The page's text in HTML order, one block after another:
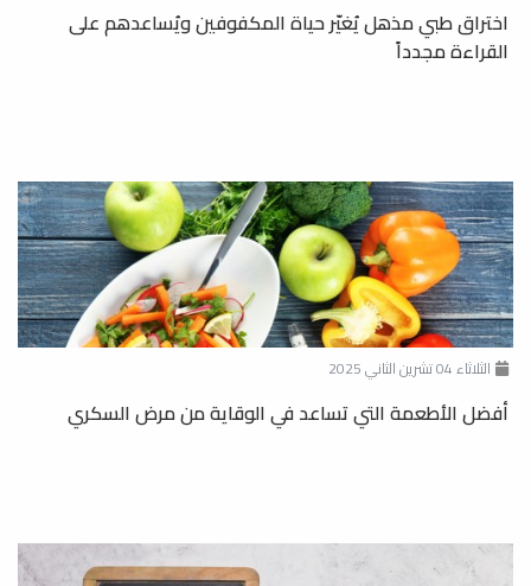
اختراق طبي مذهل يُغيّر حياة المكفوفين ويُساعدهم على
القراءة مجدداً
الثلاثاء 04 تشرين الثاني 2025
أفضل الأطعمة التي تساعد في الوقاية من مرض السكري